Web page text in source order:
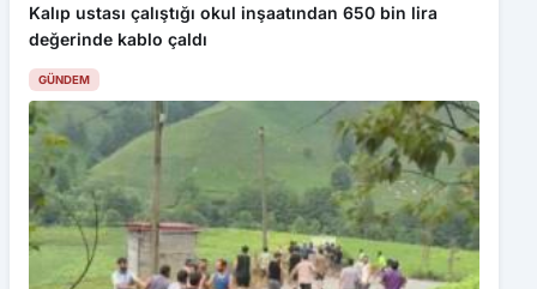
Kalıp ustası çalıştığı okul inşaatından 650 bin lira
değerinde kablo çaldı
GÜNDEM